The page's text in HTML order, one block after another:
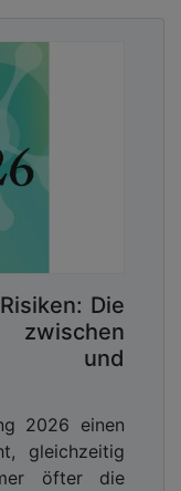
Die
und
2026 einen
gleichzeitig
öfter die